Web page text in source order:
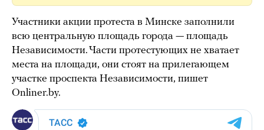
Участники акции протеста в Минске заполнили
всю центральную площадь города — площадь
Независимости. Части протестующих не хватает
места на площади, они стоят на прилегающем
участке проспекта Независимости, пишет
Onliner.by.